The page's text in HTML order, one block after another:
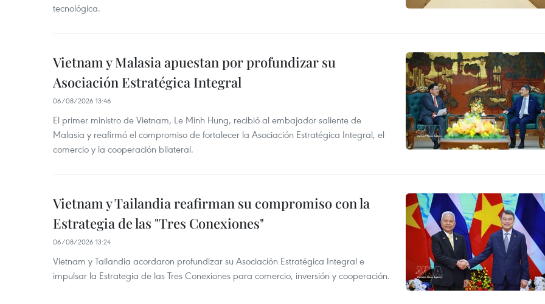
tecnológica.
Vietnam y Malasia apuestan por profundizar su
Asociación Estratégica Integral
06/08/2026 13:46
El primer ministro de Vietnam, Le Minh Hung, recibió al embajador saliente de
Malasia y reafirmó el compromiso de fortalecer la Asociación Estratégica Integral, el
comercio y la cooperación bilateral.
Vietnam y Tailandia reafirman su compromiso con la
Estrategia de las "Tres Conexiones"
06/08/2026 13:24
Vietnam y Tailandia acordaron profundizar su Asociación Estratégica Integral e
impulsar la Estrategia de las Tres Conexiones para comercio, inversión y cooperación.